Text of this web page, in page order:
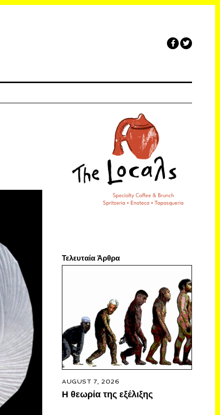
Τελευταία Άρθρα
AUGUST 7, 2026
Η θεωρία της εξέλιξης